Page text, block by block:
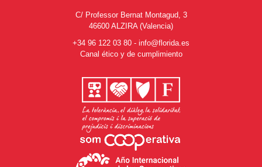
C/ Professor Bernat Montagud, 3
46600 ALZIRA (Valencia)
+34 96 122 03 80 - info@florida.es
Canal ético y de cumplimiento